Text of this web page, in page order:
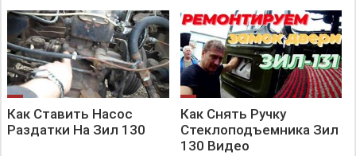
Как Ставить Насос
Раздатки На Зил 130
Как Снять Ручку
Стеклоподъемника Зил
130 Видео